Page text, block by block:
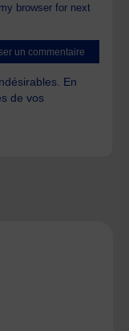
browser for next
En
de vos